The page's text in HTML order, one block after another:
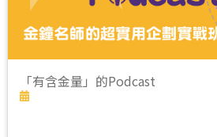
「有含金量」的Podcast